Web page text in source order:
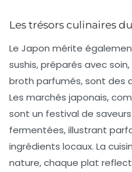
Les trésors culinaires
Le Japon mérite
sushis, préparés avec
broth parfumés, sont des
Les marchés japonais,
sont un festival de
fermentées, illustrant
ingrédients locaux. La
nature, chaque plat